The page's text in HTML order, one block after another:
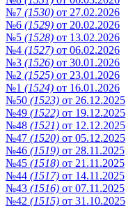
№7 (1530) от 27.02.2026
№6 (1529) от 20.02.2026
№5 (1528) от 13.02.2026
№4 (1527) от 06.02.2026
№3 (1526) от 30.01.2026
№2 (1525) от 23.01.2026
№1 (1524) от 16.01.2026
№50 (1523) от 26.12.2025
№49 (1522) от 19.12.2025
№48 (1521) от 12.12.2025
№47 (1520) от 05.12.2025
№46 (1519) от 28.11.2025
№45 (1518) от 21.11.2025
№44 (1517) от 14.11.2025
№43 (1516) от 07.11.2025
№42 (1515) от 31.10.2025